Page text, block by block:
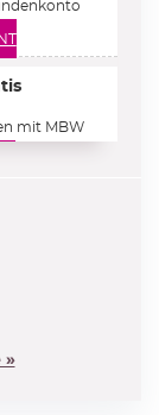
mit MBW
»